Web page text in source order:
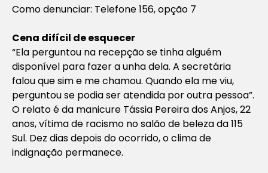
Como denunciar: Telefone 156, opção 7
Cena difícil de esquecer
“Ela perguntou na recepção se tinha alguém
disponível para fazer a unha dela. A secretária
falou que sim e me chamou. Quando ela me viu,
perguntou se podia ser atendida por outra pessoa”.
O relato é da manicure Tássia Pereira dos Anjos, 22
anos, vítima de racismo no salão de beleza da 115
Sul. Dez dias depois do ocorrido, o clima de
indignação permanece.